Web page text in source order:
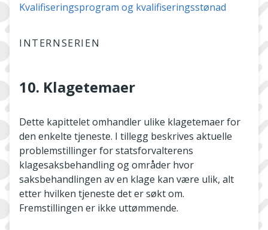
Kvalifiseringsprogram og kvalifiseringsstønad
INTERNSERIEN
10. Klagetemaer
Dette kapittelet omhandler ulike klagetemaer for
den enkelte tjeneste. I tillegg beskrives aktuelle
problemstillinger for statsforvalterens
klagesaksbehandling og områder hvor
saksbehandlingen av en klage kan være ulik, alt
etter hvilken tjeneste det er søkt om.
Fremstillingen er ikke uttømmende.